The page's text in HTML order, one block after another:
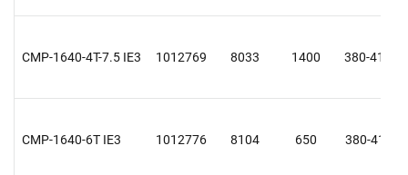
CMP-1640-4T-7.5 IE3 1012769 8033 1400 380-415 D
CMP-1640-6T IE3 1012776 8104 650 380-415 Y